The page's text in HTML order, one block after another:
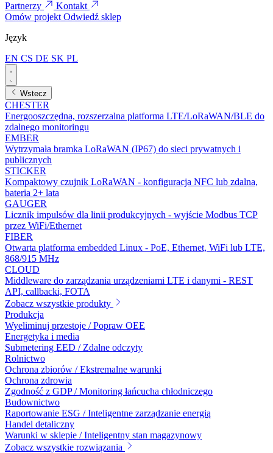
Partnerzy
Kontakt
Omów projektOdwiedź sklep
Język
EN CS DE SK PL
Wstecz
CHESTER
Energooszczędna, rozszerzalna platforma LTE/LoRaWAN/BLE do
zdalnego monitoringu
EMBER
Wytrzymała bramka LoRaWAN (IP67) do sieci prywatnych i
publicznych
STICKER
Kompaktowy czujnik LoRaWAN - konfiguracja NFC lub zdalna,
bateria 2+ lata
GAUGER
Licznik impulsów dla linii produkcyjnych - wyjście Modbus TCP
przez WiFi/Ethernet
FIBER
Otwarta platforma embedded Linux - PoE, Ethernet, WiFi lub LTE,
868/915 MHz
CLOUD
Middleware do zarządzania urządzeniami LTE i danymi - REST
API, callbacki, FOTA
Zobacz wszystkie produkty
Produkcja
Wyeliminuj przestoje / Popraw OEE
Energetyka i media
Submetering EED / Zdalne odczyty
Rolnictwo
Ochrona zbiorów / Ekstremalne warunki
Ochrona zdrowia
Zgodność z GDP / Monitoring łańcucha chłodniczego
Budownictwo
Raportowanie ESG / Inteligentne zarządzanie energią
Handel detaliczny
Warunki w sklepie / Inteligentny stan magazynowy
Zobacz wszystkie rozwiązania